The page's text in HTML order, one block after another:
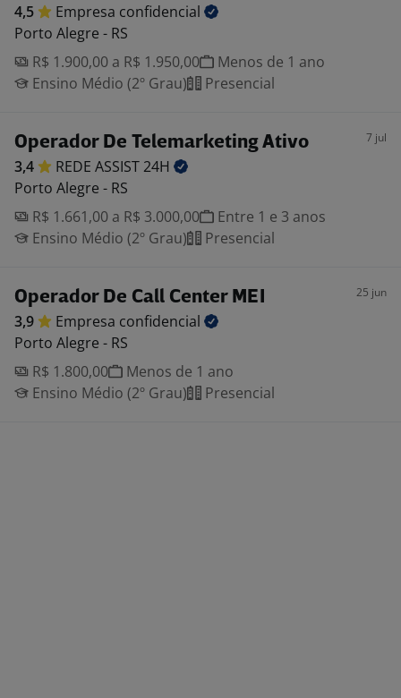
4,5 Empresa confidencial
Porto Alegre - RS
R$ 1.900,00 a R$ 1.950,00
Menos de 1 ano
Ensino Médio (2º Grau)
Presencial
Operador De Telemarketing Ativo 7 jul
3,4 REDE ASSIST24H
Porto Alegre - RS
R$ 1.661,00 a R$ 3.000,00
Entre 1 e 3 anos
Ensino Médio (2º Grau)
Presencial
Operador De Call Center MEI 25 jun
3,9 Empresa confidencial
Porto Alegre - RS
R$ 1.800,00
Menos de 1 ano
Ensino Médio (2º Grau)
Presencial